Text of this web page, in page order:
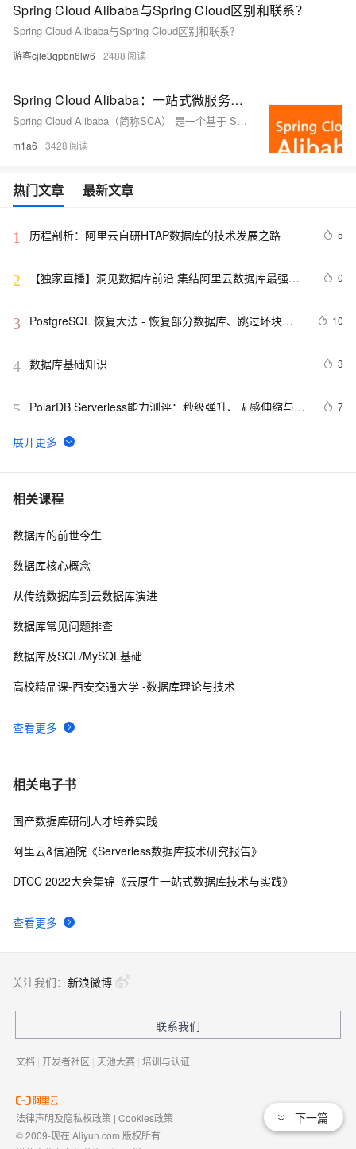
Spring Cloud Alibaba与Spring Cloud区别和联系？
Spring Cloud Alibaba与Spring Cloud区别和联系？
游客cjle3qpbn6lw6 2488
Spring Cloud Alibaba：一站式微服务解决方案
Spring Cloud Alibaba（简称SCA） 是一个基于 Spring Cloud 构建的开源微服务框架，专为解决分布式系统中的服务治理、配置管理、服务发现、消息总线等问题而设计。
m1a6 3428
热门文章 最新文章
1 历程剖析：阿里云自研HTAP数据库的技术发展之路 5
2
【独家直播】洞见数据库前沿 集结阿里云数据库最强阵
0
3
PostgreSQL 恢复大法 - 恢复部分数据库、跳过坏块、
10
4 数据库基础知识 3
5
PolarDB Serverless能力测评：秒级弹升、无感伸缩与强
7
6 SQLite数据库的备份
7 一篇文章带你搞懂非关系型数据库MongoDB
8 如何在 Oracle 中创建可插入数据库（PDB）？
10征文分享｜OceanBase 3.1.2 数据库性能测试探索
相关课程
查看更多
数据库的前世今生
数据库核心概念
从传统数据库到云数据库演进
数据库常见问题排查
数据库及SQL/MySQL基础
高校精品课-西安交通大学 -数据库理论与技术
相关电子书
查看更多
国产数据库研制人才培养实践
阿里云&信通院《Serverless数据库技术研究报告》
DTCC 2022大会集锦《云原生一站式数据库技术与实践》
下一篇
关注我们： 新浪微博
联系我们
文档 | 开发者社区 | 天池大赛 | 培训与认证
法律声明及隐私权政策 | Cookies政策
© 2009-现在 Aliyun.com 版权所有